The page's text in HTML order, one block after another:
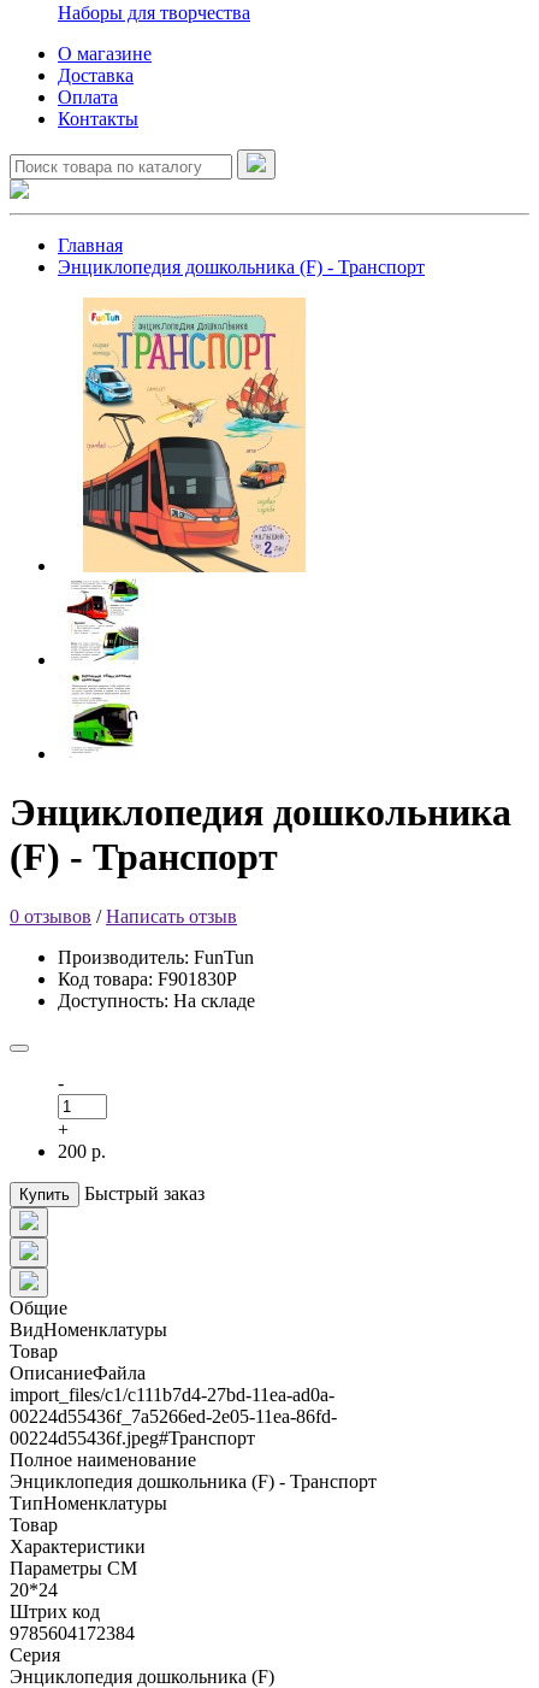
Наборы для творчества
О магазине
Доставка
Оплата
Контакты
Главная
Энциклопедия дошкольника (F) - Транспорт
Энциклопедия дошкольника
(F) - Транспорт
0 отзывов /Написать отзыв
Производитель: FunTun
Код товара: F901830Р
Доступность: На складе
-
+
200 р.
Купить Быстрый заказ
Общие
ВидНоменклатуры
Товар
ОписаниеФайла
import_files/c1/c111b7d4-27bd-11ea-ad0a-
00224d55436f_7a5266ed-2e05-11ea-86fd-
00224d55436f.jpeg#Транспорт
Полное наименование
Энциклопедия дошкольника (F) - Транспорт
ТипНоменклатуры
Товар
Характеристики
Параметры СМ
20*24
Штрих код
9785604172384
Серия
Энциклопедия дошкольника (F)